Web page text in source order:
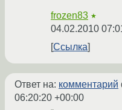
frozen83 ★
04.02.2010
Ссылка
Ответ на: комментарий
06:20:20 +00:00